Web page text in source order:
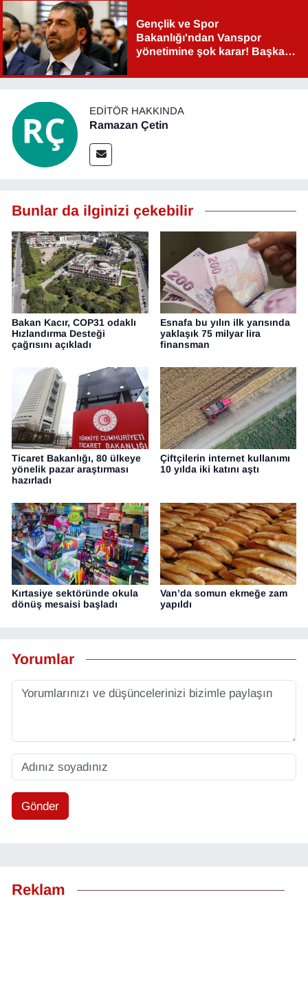
Gençlik ve Spor
Bakanlığı'ndan Vanspor
yönetimine şok karar! Başkan
EDITÖR HAKKINDA
Ramazan Çetin
Bunlar da ilginizi çekebilir
Bakan Kacır, COP31 odaklı
Hızlandırma Desteği
çağrısını açıkladı
Esnafa bu yılın ilk yarısında
yaklaşık 75 milyar lira
finansman
Ticaret Bakanlığı, 80 ülkeye
yönelik pazar araştırması
hazırladı
Çiftçilerin internet kullanımı
10 yılda iki katını aştı
Kırtasiye sektöründe okula
dönüş mesaisi başladı
Van’da somun ekmeğe zam
yapıldı
Yorumlar
Gönder
Reklam